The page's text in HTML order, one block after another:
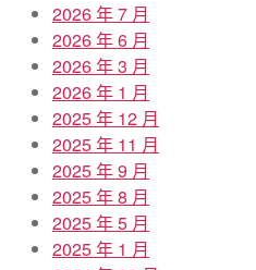
2026 年 7 月
2026 年 6 月
2026 年 3 月
2026 年 1 月
2025 年 12 月
2025 年 11 月
2025 年 9 月
2025 年 8 月
2025 年 5 月
2025 年 1 月